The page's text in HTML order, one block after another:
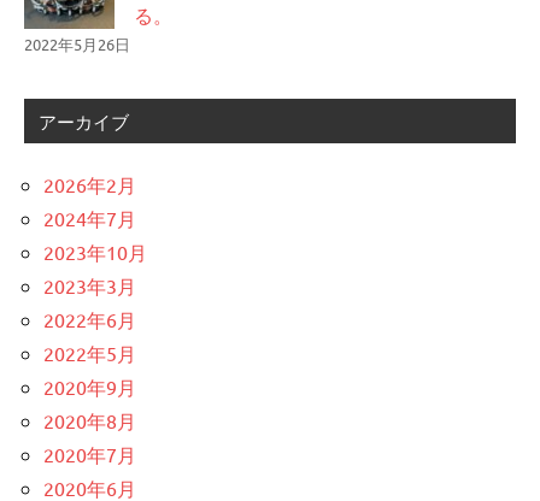
る。
2022年5月26日
アーカイブ
2026年2月
2024年7月
2023年10月
2023年3月
2022年6月
2022年5月
2020年9月
2020年8月
2020年7月
2020年6月